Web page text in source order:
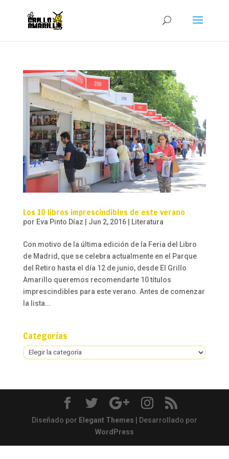
Los 10 libros imprescindibles de este verano
por Eva Pinto Díaz Jun 2, 2016| Literatura
Con motivo de la última edición de la Feria del Libro
de Madrid, que se celebra actualmente en el Parque
del Retiro hasta el día 12 de junio, desde El Grillo
Amarillo queremos recomendarte 10 títulos
imprescindibles para este verano. Antes de comenzar
la lista...
Categorías
Categorías
Diseñado por Elegant Themes | Desarrollado por
WordPress